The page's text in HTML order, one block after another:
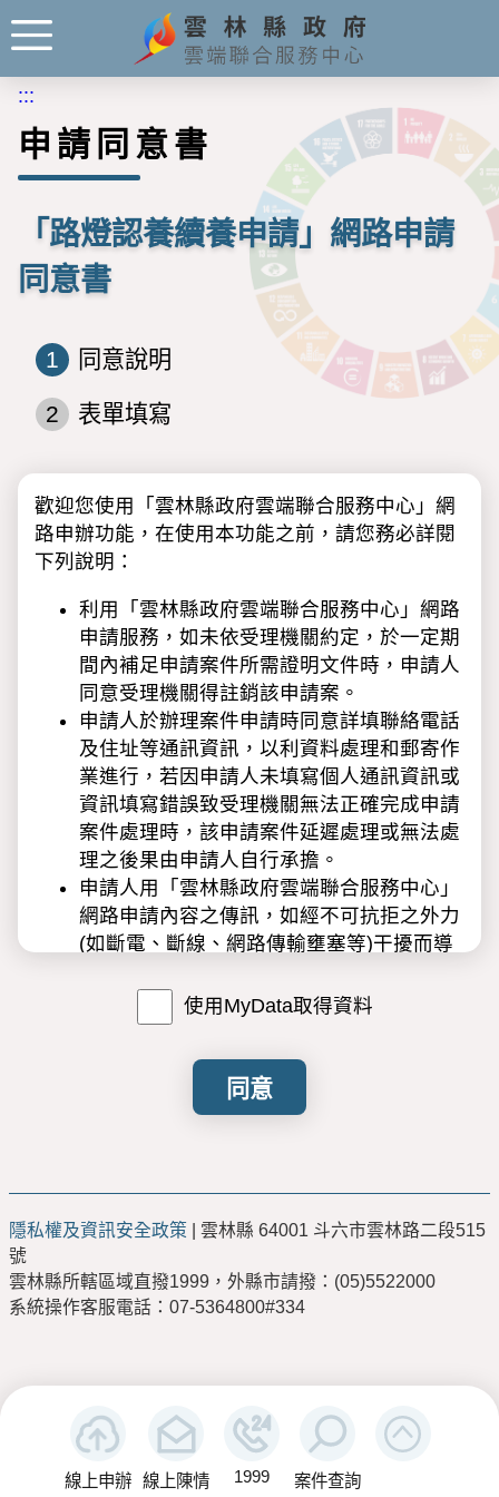
線上申辦 線上陳情 1999 案件查詢
:::
申請同意書
「路燈認養續養申請」網路申請
同意書
1 同意說明
2 表單填寫
歡迎您使用「雲林縣政府雲端聯合服務中心」網
路申辦功能，在使用本功能之前，請您務必詳閱
下列說明：
利用「雲林縣政府雲端聯合服務中心」網路
申請服務，如未依受理機關約定，於一定期
間內補足申請案件所需證明文件時，申請人
同意受理機關得註銷該申請案。
申請人於辦理案件申請時同意詳填聯絡電話
及住址等通訊資訊，以利資料處理和郵寄作
業進行，若因申請人未填寫個人通訊資訊或
資訊填寫錯誤致受理機關無法正確完成申請
案件處理時，該申請案件延遲處理或無法處
理之後果由申請人自行承擔。
申請人用「雲林縣政府雲端聯合服務中心」
網路申請內容之傳訊，如經不可抗拒之外力
(如斷電、斷線、網路傳輸壅塞等)干擾而導
響申請人權益時，各受理機關不負任何責
申請人使用本網路申請服務，有下列情形之
一者，雲林縣政府得終止其使用，並由申請
人負相關之法律責任：
者。
散播電腦病毒者。
擷取非經所有者正式開放或授權之資
源。
「雲林縣政府雲端聯合服務中心」辦理申請
案件權利時，得提出申訴，如經「雲林縣政
府雲端聯合服務中心」系統管理機關調查認
為有理由時，得恢復其權利。
使用MyData取得資料
隱私權及資訊安全政策 | 雲林縣 64001 斗六市雲林路二段515
號
雲林縣所轄區域直撥1999，外縣市請撥：(05)5522000
系統操作客服電話：07-5364800#334